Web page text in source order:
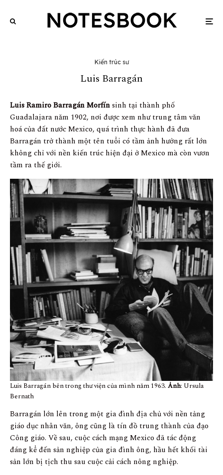
Kiến trúc sư
Luis Barragán
Luis Ramiro Barragán Morfínsinh tại thành phố
Guadalajara năm 1902, nơi được xem như trung tâm văn
hoá của đất nước Mexico, quá trình thực hành đã đưa
Barragán trở thành một tên tuổi có tầm ảnh hưởng rất lớn
không chỉ với nền kiến trúc hiện đại ở Mexico mà còn vươn
tầm ra thế giới.
Luis Barragán bên trong thư viện của mình năm 1963. Ảnh: Ursula
Bernath
Barragán lớn lên trong một gia đình địa chủ với nền tảng
giáo dục nhân văn, ông cũng là tín đồ trung thành của đạo
Công giáo. Về sau, cuộc cách mạng Mexico đã tác động
đáng kể đến sản nghiệp của gia đình ông, hầu hết khối tài
sản lớn bị tịch thu sau cuộc cải cách nông nghiệp.